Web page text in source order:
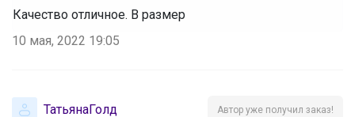
Качество отличное. В размер
10 мая, 2022 19:05
ТатьянаГолд Автор уже получил заказ!